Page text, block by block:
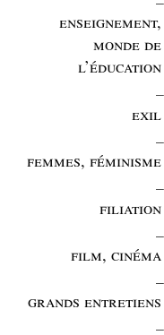
enseignement,
monde de
l’éducation
exil
femmes, féminisme
filiation
film, cinéma
grands entretiens